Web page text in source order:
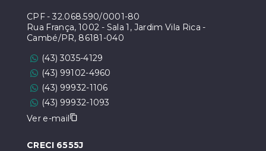
CPF-32.068.590/0001-80
Rua França, 1002 - Sala 1, Jardim Vila Rica -
Cambé/PR, 86181-040
(43) 3035-4129
(43) 99102-4960
(43) 99932-1106
(43) 99932-1093
Ver e-mail
CRECI 6555J